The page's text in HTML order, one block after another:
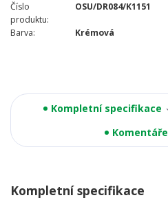
Číslo
produktu:
OSU/DR084/K1151
Barva: Krémová
Kompletní specifikace
Komentáře
Kompletní specifikace